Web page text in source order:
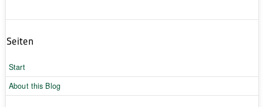
Seiten
Start
About this Blog